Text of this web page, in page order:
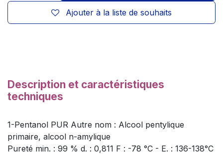
Ajouter à la liste de souhaits
Description et caractéristiques
techniques
1-Pentanol PUR Autre nom : Alcool pentylique
primaire, alcool n-amylique
Pureté min. : 99 % d. : 0,811 F : -78 °C - E. : 136-138°C